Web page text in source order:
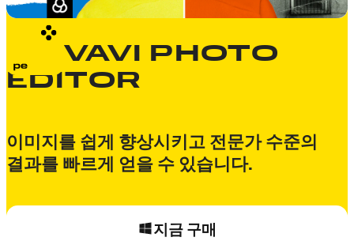
MOVAVI PHOTO
EDITOR
이미지를 쉽게 향상시키고 전문가 수준의
결과를 빠르게 얻을 수 있습니다.
지금 구매